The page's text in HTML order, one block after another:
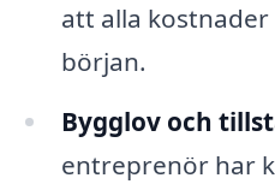
att alla
början.
Bygglov och
entreprenör har